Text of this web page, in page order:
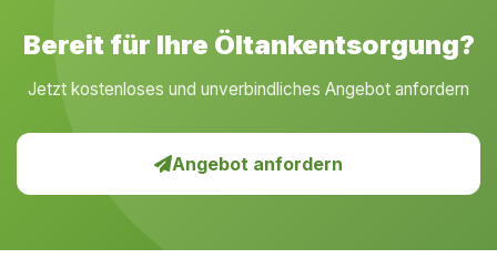
Bereit für Ihre Öltankentsorgung?
Jetzt kostenloses und unverbindliches Angebot anfordern
Angebot anfordern